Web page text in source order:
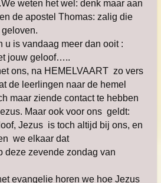
weten het wel: denk maar aan
de apostel Thomas: zalig die
is vandaag meer dan ooit :
jouw geloof…..
ons, na HEMELVAART zo vers
de leerlingen naar de hemel
maar ziende contact te hebben
Maar ook voor ons geldt:
Jezus is toch altijd bij ons, en
we elkaar dat
zevende zondag van
evangelie horen we hoe Jezus